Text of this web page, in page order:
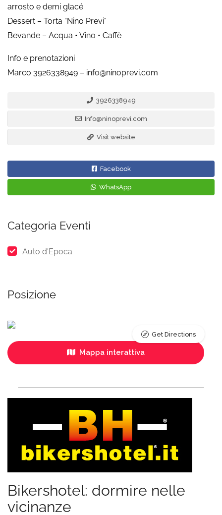
arrosto e demi glacé
Dessert – Torta “Nino Previ”
Bevande – Acqua • Vino • Caffè
Info e prenotazioni
Marco 3926338949 – info@ninoprevi.com
3926338949
Info@ninoprevi.com
Visit website
Facebook
WhatsApp
Categoria Eventi
Auto d'Epoca
Posizione
Mappa interattiva
Get Directions
Bikershotel: dormire nelle
vicinanze